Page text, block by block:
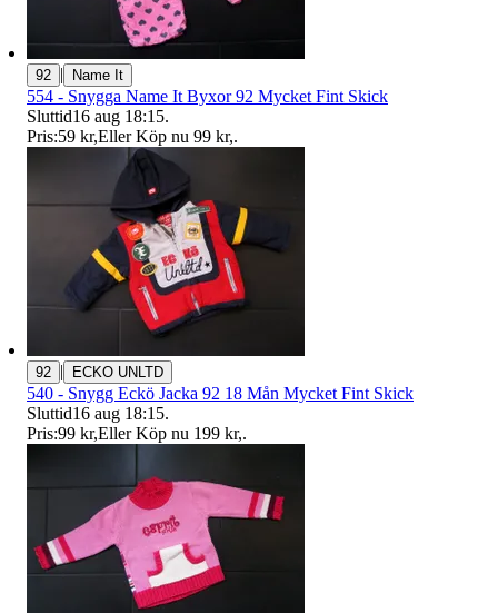
92 | Name It
554 - Snygga Name It Byxor 92 Mycket Fint Skick
Sluttid16 aug 18:15.
Pris:59 kr,Eller Köp nu 99 kr,.
92 | ECKO UNLTD
540 - Snygg Eckö Jacka 92 18 Mån Mycket Fint Skick
Sluttid16 aug 18:15.
Pris:99 kr,Eller Köp nu 199 kr,.